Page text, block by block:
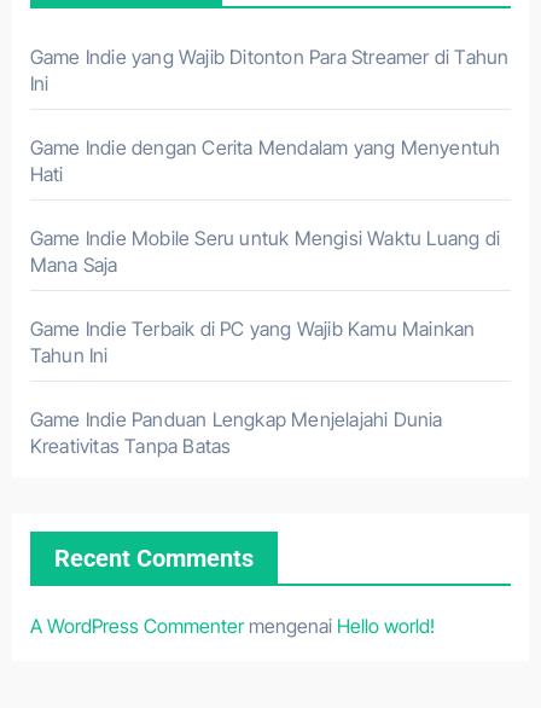
Game Indie yang Wajib Ditonton Para Streamer di Tahun
Ini
Game Indie dengan Cerita Mendalam yang Menyentuh
Hati
Game Indie Mobile Seru untuk Mengisi Waktu Luang di
Mana Saja
Game Indie Terbaik di PC yang Wajib Kamu Mainkan
Tahun Ini
Game Indie Panduan Lengkap Menjelajahi Dunia
Kreativitas Tanpa Batas
Recent Comments
A WordPress Commentermengenai Hello world!